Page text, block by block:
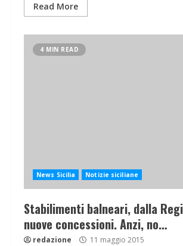
Read More
4 MIN READ
News Sicilia Notizie siciliane
Stabilimenti balneari, dalla
nuove concessioni. Anzi, no…
redazione 11 maggio 2015